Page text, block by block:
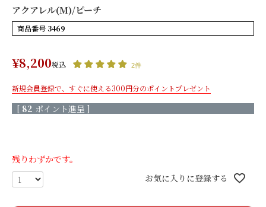
お供え
生花×プリザ
レッド
枯れないバラと生花の花束/
オレンジ
きせかえローズ(ボルドー) 香
りのサシェ付き
アクアレル(M)/ピーチ
商品番号3469
¥8,200税込 2件
新規会員登録で、すぐに使える300円分のポイントプレゼント
[ 82 ポイント進呈 ]
残りわずかです。
お気に入りに登録する